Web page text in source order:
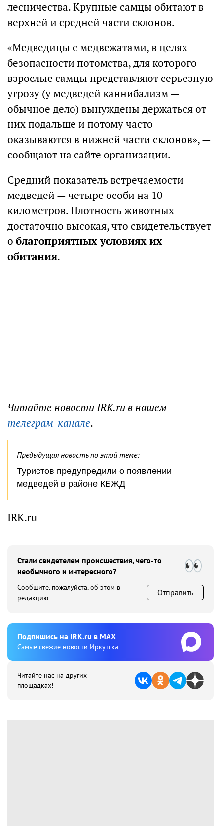
лесничества. Крупные самцы обитают в
верхней и средней части склонов.
«Медведицы с медвежатами, в целях
безопасности потомства, для которого
взрослые самцы представляют серьезную
угрозу (у медведей каннибализм —
обычное дело) вынуждены держаться от
них подальше и потому часто
оказываются в нижней части склонов», —
сообщают на сайте организации.
Средний показатель встречаемости
медведей — четыре особи на 10
километров. Плотность животных
достаточно высокая, что свидетельствует
о благоприятных условиях их
обитания.
Читайте новости IRK.ru в нашем
телеграм-канале.
Предыдущая новость по этой теме:
Туристов предупредили о появлении
медведей в районе КБЖД
IRK.ru
Стали свидетелем происшествия, чего-то
необычного и интересного?
Сообщите, пожалуйста, об этом в
редакцию
Отправить
Подпишиcь на IRK.ru в MAX
Cамые свежие новости Иркутска
Читайте нас на других
площадках!